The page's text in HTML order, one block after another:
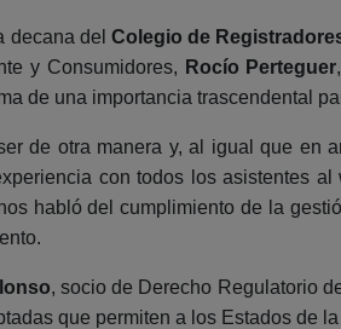
decana delColegio de
y Consumidores, Rocío Perteguer
de una importancia trascendental
de otra manera y, al igual que en
con todos los asistentes
habló del cumplimiento de la
, socio de Derecho Regulatorio
que permiten a los Estados de